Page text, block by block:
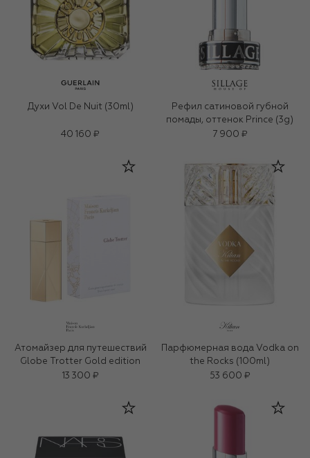
Духи Vol De Nuit (30ml)
40 160 ₽
Рефил сатиновой губной
помады, оттенок Prince (3g)
7 900 ₽
Атомайзер для путешествий
Globe Trotter Gold edition
13 300 ₽
Парфюмерная вода Vodka on
the Rocks (100ml)
53 600 ₽